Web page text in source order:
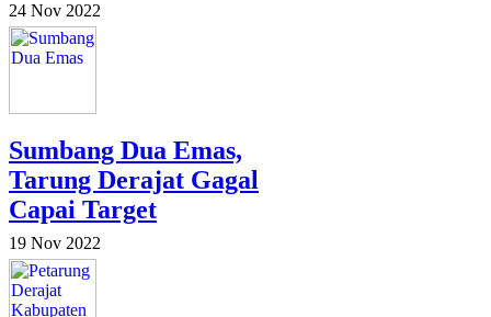
24 Nov 2022
Sumbang Dua Emas,
Tarung Derajat Gagal
Capai Target
19 Nov 2022